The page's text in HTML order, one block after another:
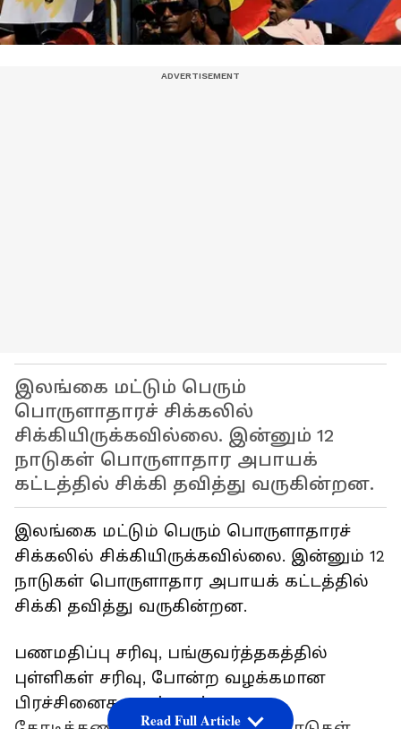
இலங்கை மட்டும் பெரும்
பொருளாதாரச் சிக்கலில்
சிக்கியிருக்கவில்லை. இன்னும் 12
நாடுகள் பொருளாதார அபாயக்
கட்டத்தில் சிக்கி தவித்து வருகின்றன.
இலங்கை மட்டும் பெரும் பொருளாதாரச்
சிக்கலில் சிக்கியிருக்கவில்லை. இன்னும் 12
நாடுகள் பொருளாதார அபாயக் கட்டத்தில்
சிக்கி தவித்து வருகின்றன.
பணமதிப்பு சரிவு, பங்குவர்த்தகத்தில்
புள்ளிகள் சரிவு, போன்ற வழக்கமான
பிரச்சினைகளைக் கடந்து
Read Full Article